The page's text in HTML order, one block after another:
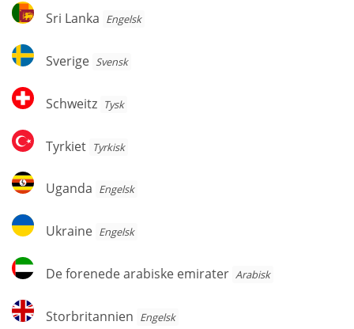
Sri
Lanka
Sri Lanka Engelsk
Sverige
Sverige Svensk
Schweitz
Schweitz Tysk
Tyrkiet
Tyrkiet Tyrkisk
Uganda
Uganda Engelsk
Ukraine
Ukraine Engelsk
De
forenede
emirater
De forenede arabiske emirater Arabisk
Storbritannien
Storbritannien Engelsk